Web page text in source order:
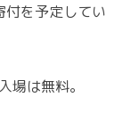
付を予定してい
は無料。